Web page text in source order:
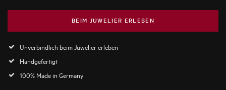
BEIM JUWELIER ERLEBEN
Unverbindlich beim Juwelier erleben
Handgefertigt
100% Made in Germany